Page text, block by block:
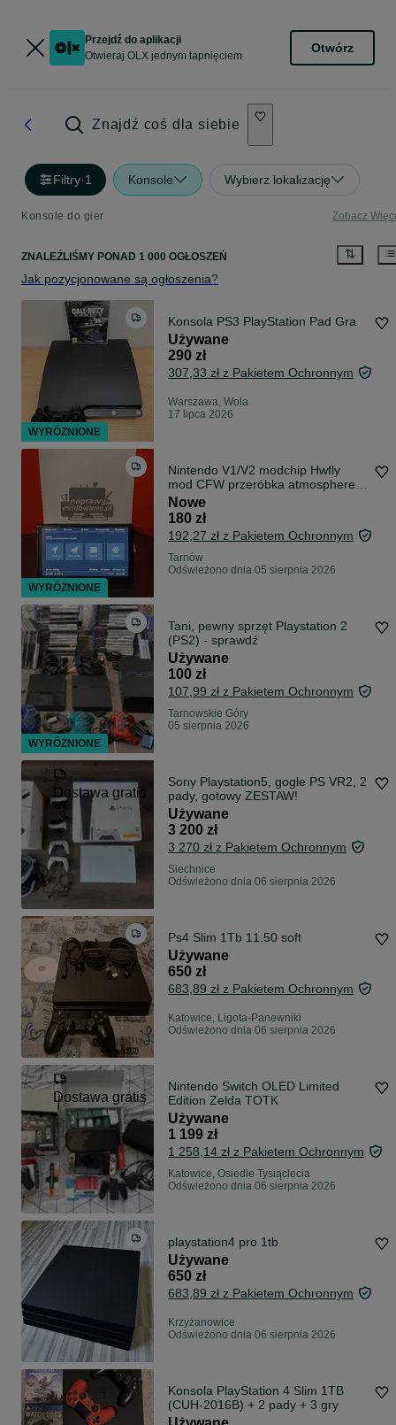
Przejdź do aplikacji
Otwieraj OLX jednym tapnięciem
Otwórz
Znajdź coś dla siebie
Filtry·1 Konsole Wybierz lokalizację
Konsole do gier Zobacz
ZNALEŹLIŚMY PONAD 1 000 OGŁOSZEŃ
Jak pozycjonowane są ogłoszenia?
Konsola PS3 PlayStation Pad Gra
Używane
290 zł
307,33 zł z Pakietem Ochronnym
Warszawa, Wola
17 lipca 2026
Nintendo V1/V2 modchip Hwfly
mod CFW przeróbka atmosphere
HEKATE
Nowe
180 zł
192,27 zł z Pakietem Ochronnym
Tarnów
Odświeżono dnia 05 sierpnia 2026
Tani, pewny sprzęt Playstation 2
(PS2) - sprawdź
Używane
100 zł
107,99 zł z Pakietem Ochronnym
Tarnowskie Góry
05 sierpnia 2026
Dostawa gratis
Sony Playstation5, gogle PS VR2, 2
pady, gotowy ZESTAW!
Używane
3 200 zł
3 270 zł z Pakietem Ochronnym
Siechnice
Odświeżono dnia 06 sierpnia 2026
Ps4 Slim 1Tb 11.50 soft
Używane
650 zł
683,89 zł z Pakietem Ochronnym
Katowice, Ligota-Panewniki
Odświeżono dnia 06 sierpnia 2026
Dostawa gratis
Nintendo Switch OLED Limited
Edition Zelda TOTK
Używane
1 199 zł
1 258,14 zł z Pakietem Ochronnym
Katowice, Osiedle Tysiąclecia
Odświeżono dnia 06 sierpnia 2026
playstation4 pro 1tb
Używane
650 zł
683,89 zł z Pakietem Ochronnym
Krzyżanowice
Odświeżono dnia 06 sierpnia 2026
Konsola PlayStation 4 Slim 1TB
(CUH-2016B) + 2 pady + 3 gry
WYRÓŻNIONE
WYRÓŻNIONE
WYRÓŻNIONE